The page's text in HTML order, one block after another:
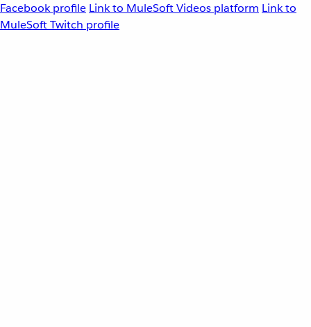
Facebook profile Link to MuleSoft Videos platform Link to
MuleSoft Twitch profile